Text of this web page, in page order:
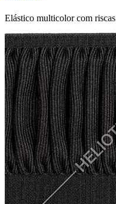
Elástico multicolor com riscas